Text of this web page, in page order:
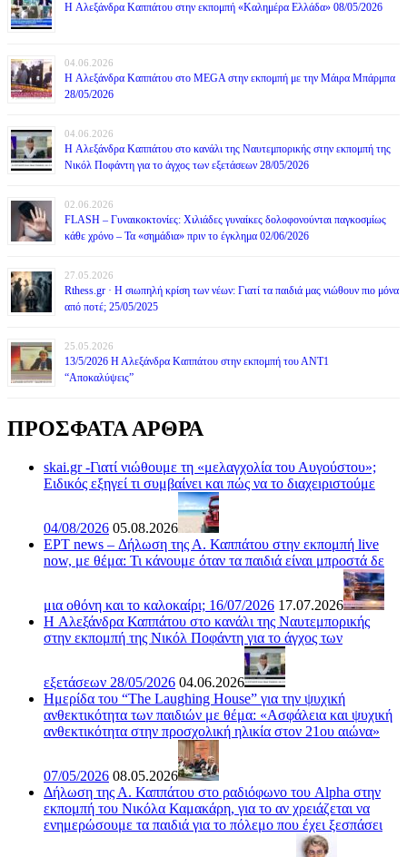
H Αλεξάνδρα Καππάτου στην εκπομπή «Καλημέρα Ελλάδα» 08/05/2026
04.06.2026
H Αλεξάνδρα Καππάτου στο MEGA στην εκπομπή με την Μάιρα Mπάρμπα
28/05/2026
04.06.2026
H Αλεξάνδρα Καππάτου στο κανάλι της Ναυτεμπορικής στην εκπομπή της
Νικόλ Ποφάντη για το άγχος των εξετάσεων 28/05/2026
02.06.2026
FLASH – Γυναικοκτονίες: Χιλιάδες γυναίκες δολοφονούνται παγκοσμίως
κάθε χρόνο – Τα «σημάδια» πριν το έγκλημα 02/06/2026
27.05.2026
Rthess.gr · Η σιωπηλή κρίση των νέων: Γιατί τα παιδιά μας νιώθουν πιο μόνα
από ποτέ; 25/05/2025
25.05.2026
13/5/2026 Η Αλεξάνδρα Καππάτου στην εκπομπή του ΑΝΤ1
“Αποκαλύψεις”
ΠΡΟΣΦΑΤΑ ΑΡΘΡΑ
skai.gr -Γιατί νιώθουμε τη «μελαγχολία του Αυγούστου»;
Ειδικός εξηγεί τι συμβαίνει και πώς να το διαχειριστούμε
04/08/2026 05.08.2026
ΕΡΤ news – Δήλωση της Α. Καππάτου στην εκπομπή live
now, με θέμα: Τι κάνουμε όταν τα παιδιά είναι μπροστά δε
μια οθόνη και το καλοκαίρι; 16/07/2026 17.07.2026
H Αλεξάνδρα Καππάτου στο κανάλι της Ναυτεμπορικής
στην εκπομπή της Νικόλ Ποφάντη για το άγχος των
εξετάσεων 28/05/2026 04.06.2026
Ημερίδα του “The Laughing House” για την ψυχική
ανθεκτικότητα των παιδιών με θέμα: «Ασφάλεια και ψυχική
ανθεκτικότητα στην προσχολική ηλικία στον 21ου αιώνα»
07/05/2026 08.05.2026
Δήλωση της Α. Καππάτου στο ραδιόφωνο του Alpha στην
εκπομπή του Νικόλα Καμακάρη, για το αν χρειάζεται να
ενημερώσουμε τα παιδιά για το πόλεμο που έχει ξεσπάσει